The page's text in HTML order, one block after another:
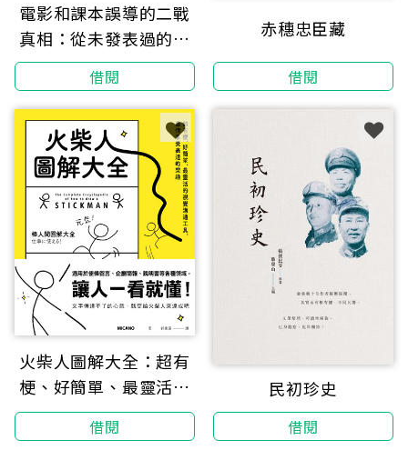
電影和課本誤導的二戰
真相：從未發表過的參
戰者信件和文獻大公
開，還原敦克爾克大撤
退、諾曼第登陸……英
美有意無意遮蔽的真
相。
借閱
赤穗忠臣藏
借閱
火柴人圖解大全：超有
梗、好簡單、最靈活的
視覺溝通工具，盡情享
受表達的樂趣
借閱
民初珍史
借閱